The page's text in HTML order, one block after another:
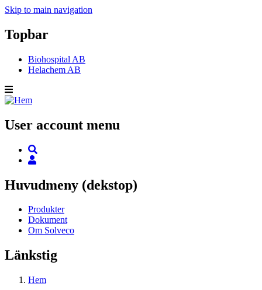
Skip to main navigation
Topbar
Biohospital AB
Helachem AB
User account menu
Huvudmeny (dekstop)
Produkter
Dokument
Om Solveco
Länkstig
Hem